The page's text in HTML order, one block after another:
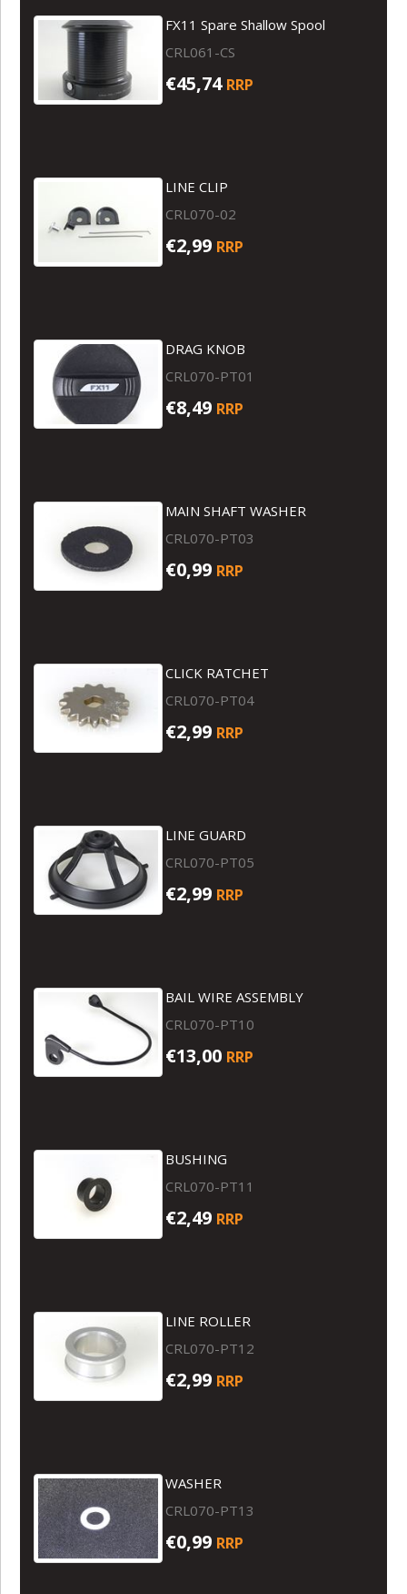
FX11 Spare Shallow Spool
CRL061-CS
€45,74 RRP
LINE CLIP
CRL070-02
€2,99 RRP
DRAG KNOB
CRL070-PT01
€8,49 RRP
MAIN SHAFT WASHER
CRL070-PT03
€0,99 RRP
CLICK RATCHET
CRL070-PT04
€2,99 RRP
LINE GUARD
CRL070-PT05
€2,99 RRP
BAIL WIRE ASSEMBLY
CRL070-PT10
€13,00 RRP
BUSHING
CRL070-PT11
€2,49 RRP
LINE ROLLER
CRL070-PT12
€2,99 RRP
WASHER
CRL070-PT13
€0,99 RRP